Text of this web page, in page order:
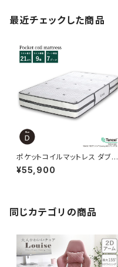
最近チェックした商品
ポケットコイルマットレス ダブル
ベッド マットレス エクセレント/
ナノテック
¥55,900
同じカテゴリの商品